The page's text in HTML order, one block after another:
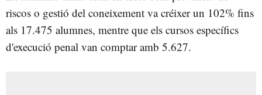
riscos o gestió del coneixement va créixer un 102% fins
als 17.475 alumnes, mentre que els cursos específics
d'execució penal van comptar amb 5.627.